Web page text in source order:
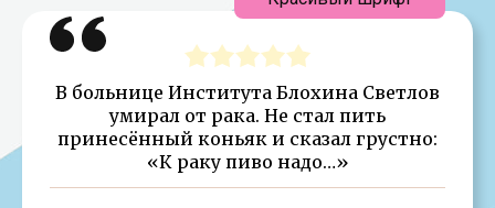
В больнице Института Блохина Светлов
умирал от рака. Не стал пить
принесённый коньяк и сказал грустно:
«К раку пиво надо…»